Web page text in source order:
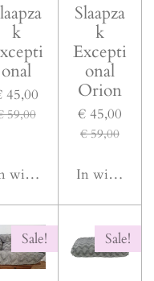
k
onal
45,00
59,00
winkelwagen
Slaapza
k
Excepti
onal
Orion
€ 45,00
€ 59,00
In
Sale! Sale!